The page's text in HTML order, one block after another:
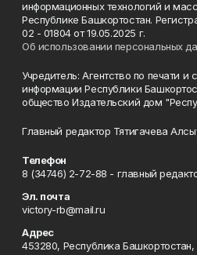
информационных технологий и
Республике Башкортостан.
02 - 01804 от 19.05.2025 г.
Об использовании персональных
Учредитель: Агентство по печати
информации Республики
общество Издательский дом
Главный редактор Тятигачева
Телефон
8 (34746) 2-72-88 - главный
Эл. почта
victory-rb@mail.ru
Адрес
453280, Республика